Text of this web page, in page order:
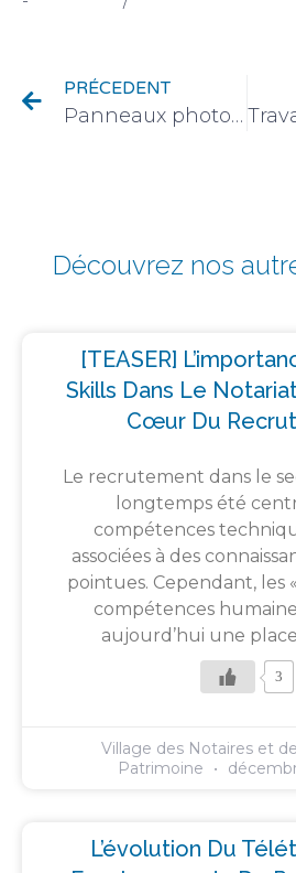
PRÉCEDENT
Panneaux photovoltaïques sur les terres agricoles : friches et agrivoltaïsme
Découvrez nos
[TEASER]
Skills Dans Le
Cœur Du
Le recrutement dans le
longtemps été
compétences
associées à des
pointues. Cependant, les
compétences
aujourd’hui une
3
Village des Notaires et
Patrimoine
L’évolution Du